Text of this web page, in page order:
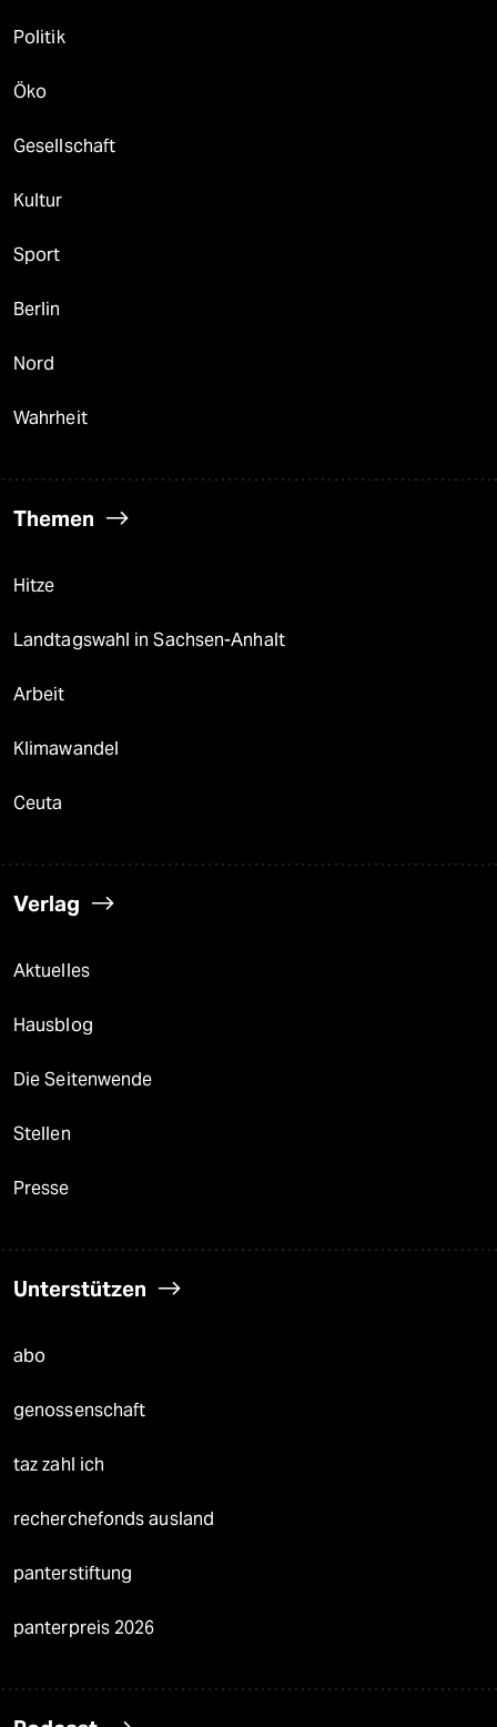
Politik
Öko
Gesellschaft
Kultur
Sport
Berlin
Nord
Wahrheit
Themen
Hitze
Landtagswahl in Sachsen-Anhalt
Arbeit
Klimawandel
Ceuta
Verlag
Aktuelles
Hausblog
Die Seitenwende
Stellen
Presse
Unterstützen
abo
genossenschaft
taz zahl ich
recherchefonds ausland
panterstiftung
panterpreis 2026